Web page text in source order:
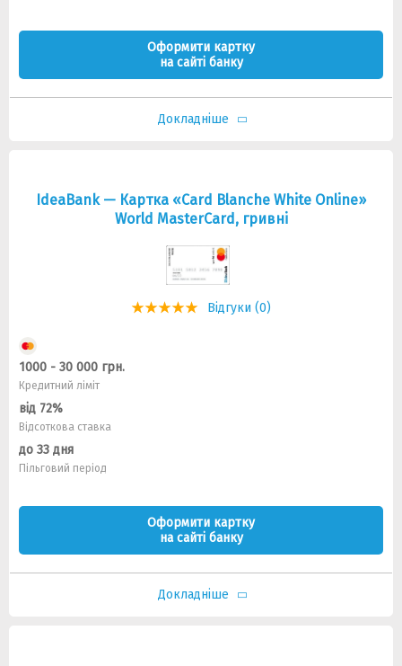
Оформити картку
на сайті банку
Докладніше
IdeaBank — Картка «Card Blanche White Online»
World MasterCard, гривнi
Відгуки (0)
1000 - 30 000 грн.
Кредитний ліміт
від 72%
Відсоткова ставка
до 33 дня
Пільговий період
Оформити картку
на сайті банку
Докладніше